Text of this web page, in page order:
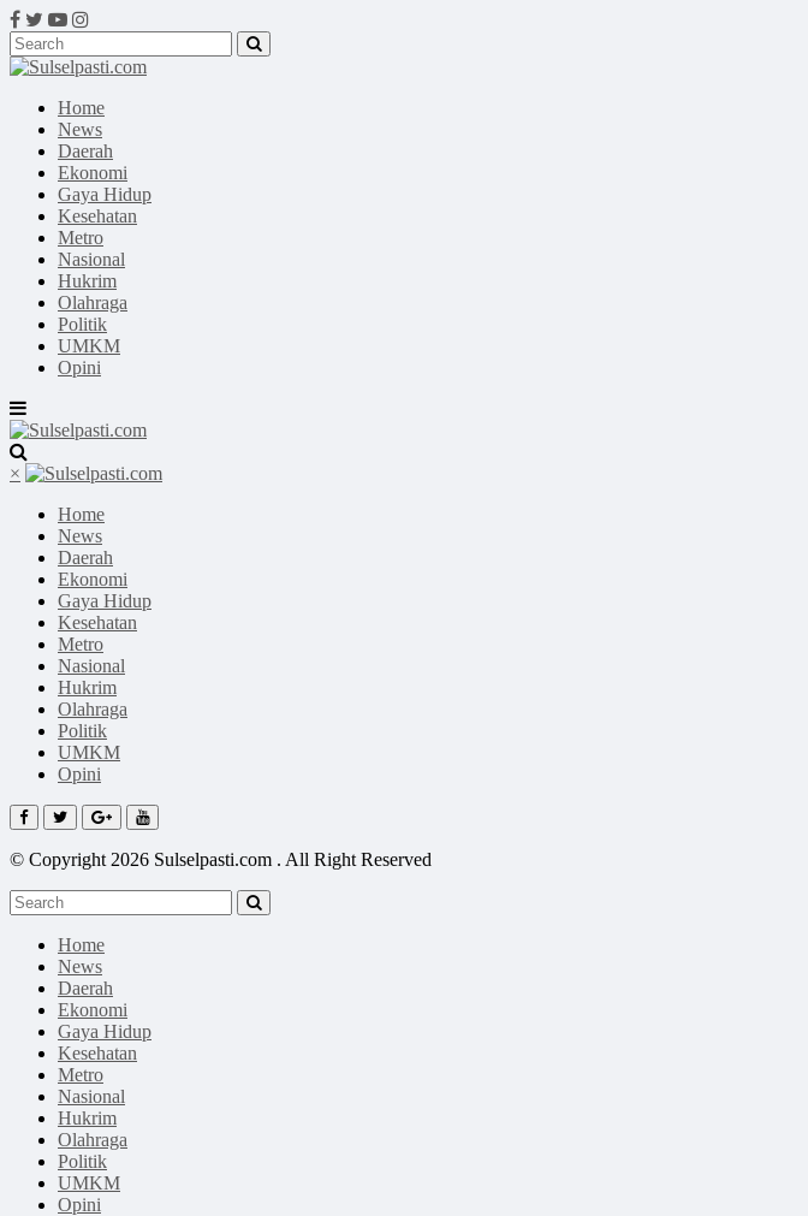
Home
News
Daerah
Ekonomi
Gaya Hidup
Kesehatan
Metro
Nasional
Hukrim
Olahraga
Politik
UMKM
Opini
×
Home
News
Daerah
Ekonomi
Gaya Hidup
Kesehatan
Metro
Nasional
Hukrim
Olahraga
Politik
UMKM
Opini
© Copyright 2026 Sulselpasti.com . All Right Reserved
Home
News
Daerah
Ekonomi
Gaya Hidup
Kesehatan
Metro
Nasional
Hukrim
Olahraga
Politik
UMKM
Opini